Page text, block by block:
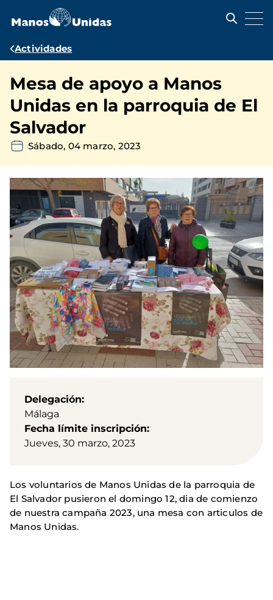
contenido
Ruta
navegación
Actividades
Mesa de apoyo a Manos
Unidas en la parroquia de El
Salvador
Sábado, 04 marzo, 2023
Delegación
Málaga
Fecha límite inscripción
Jueves, 30 marzo, 2023
Los voluntarios de Manos Unidas de la parroquia de
El Salvador pusieron el domingo 12, dia de comienzo
de nuestra campaña 2023, una mesa con articulos de
Manos Unidas.